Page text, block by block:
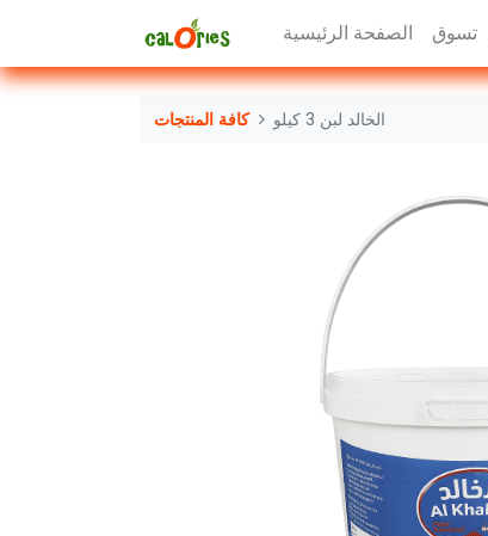
الصفحة الرئيسية تسوق
كافة المنتجات الخالد لبن 3 كيلو